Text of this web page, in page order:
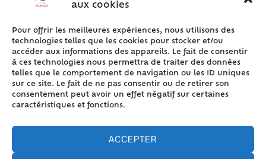
aux cookies
Pour offrir les meilleures expériences, nous utilisons des
technologies telles que les cookies pour stocker et/ou
accéder aux informations des appareils. Le fait de consentir
à ces technologies nous permettra de traiter des données
telles que le comportement de navigation ou les ID uniques
sur ce site. Le fait de ne pas consentir ou de retirer son
consentement peut avoir un effet négatif sur certaines
caractéristiques et fonctions.
ACCEPTER
ACCÈS RAPIDE
Accueil
Contact
Plan du site
Mentions légales
Politique de cookies (UE)